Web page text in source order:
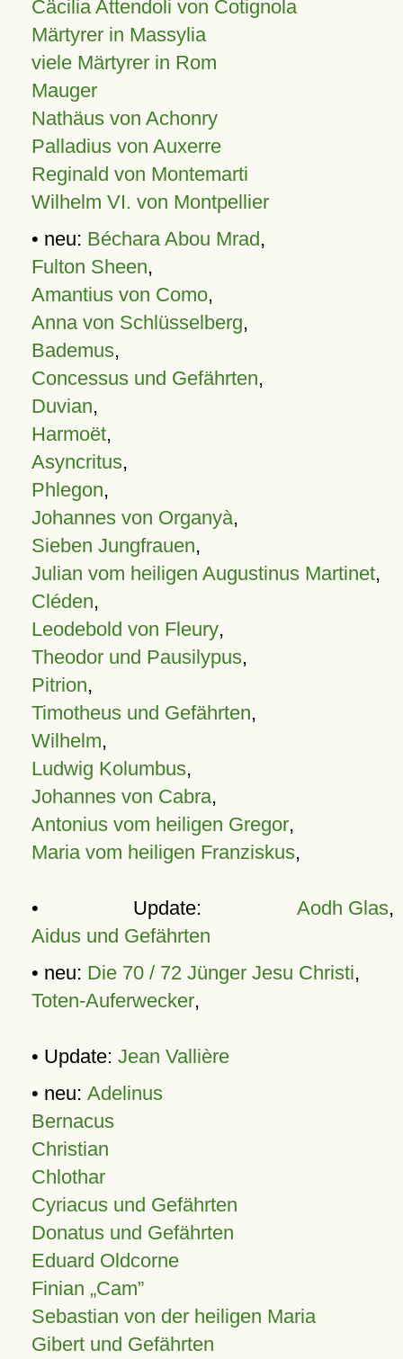
Cäcilia Attendoli von Cotignola
Märtyrer in Massylia
viele Märtyrer in Rom
Mauger
Nathäus von Achonry
Palladius von Auxerre
Reginald von Montemarti
Wilhelm VI. von Montpellier
• neu: Béchara Abou Mrad,
Fulton Sheen,
Amantius von Como,
Anna von Schlüsselberg,
Bademus,
Concessus und Gefährten,
Duvian,
Harmoët,
Asyncritus,
Phlegon,
Johannes von Organyà,
Sieben Jungfrauen,
Julian vom heiligen Augustinus Martinet,
Cléden,
Leodebold von Fleury,
Theodor und Pausilypus,
Pitrion,
Timotheus und Gefährten,
Wilhelm,
Ludwig Kolumbus,
Johannes von Cabra,
Antonius vom heiligen Gregor,
Maria vom heiligen Franziskus,
• Update: Aodh Glas,
Aidus und Gefährten
• neu: Die 70 / 72 Jünger Jesu Christi,
Toten-Auferwecker,
• Update: Jean Vallière
• neu: Adelinus
Bernacus
Christian
Chlothar
Cyriacus und Gefährten
Donatus und Gefährten
Eduard Oldcorne
Finian Cam
Sebastian von der heiligen Maria
Gibert und Gefährten